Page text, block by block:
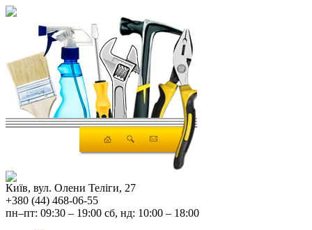
Київ, вул. Олени Теліги, 27
+380 (44) 468-06-55
пн–пт: 09:30 – 19:00 сб, нд: 10:00 – 18:00